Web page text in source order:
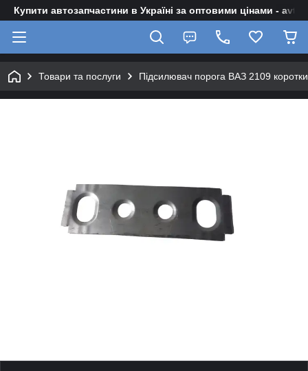
Купити автозапчастини в Україні за оптовими цінами -
Товари та послуги Підсилювач порога ВАЗ 2109